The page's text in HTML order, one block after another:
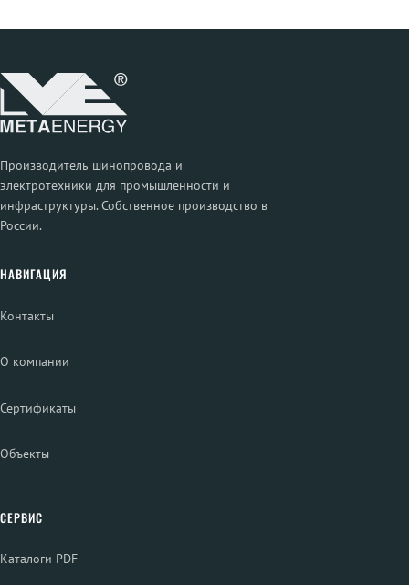
Производитель шинопровода и
электротехники для промышленности и
инфраструктуры. Собственное производство в
России.
НАВИГАЦИЯ
Контакты
О компании
Сертификаты
Объекты
СЕРВИС
Каталоги PDF